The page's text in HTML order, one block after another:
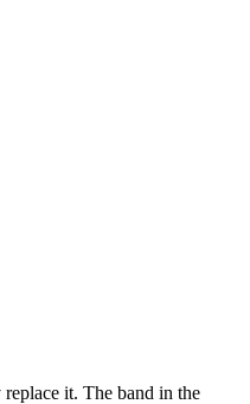
it. The band in the